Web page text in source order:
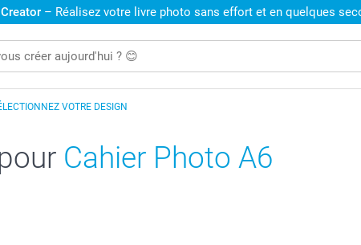
– Réalisez votre livre photo sans effort et en quelques
VOTRE DESIGN
Cahier Photo A6